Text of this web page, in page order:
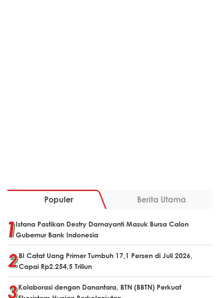
Populer Berita Utama
Istana Pastikan Destry Damayanti Masuk Bursa Calon
Gubernur Bank Indonesia
BI Catat Uang Primer Tumbuh 17,1 Persen di Juli 2026,
Capai Rp2.254,5 Triliun
Kolaborasi dengan Danantara, BTN (BBTN) Perkuat